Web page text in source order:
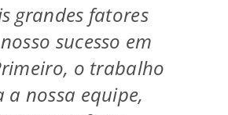
grandes fatores
sucesso em
o trabalho
a nossa equipe,